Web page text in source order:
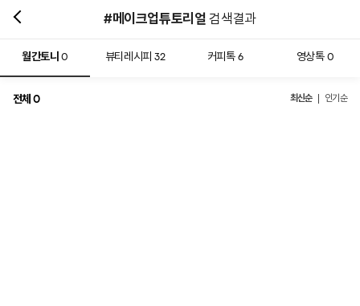
#메이크업튜토리얼 검색결과
월간토니0 뷰티레시피 32 커피톡 6 영상톡 0
전체 0 최신순 인기순